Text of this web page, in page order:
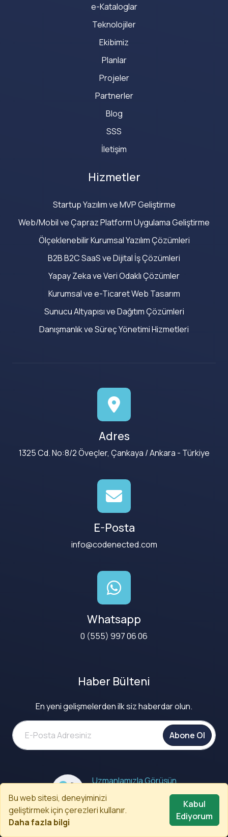
e-Kataloglar
Teknolojiler
Ekibimiz
Planlar
Projeler
Partnerler
Blog
SSS
İletişim
Hizmetler
Startup Yazılım ve MVP Geliştirme
Web/Mobil ve Çapraz Platform Uygulama Geliştirme
Ölçeklenebilir Kurumsal Yazılım Çözümleri
B2B B2C SaaS ve Dijital İş Çözümleri
Yapay Zeka ve Veri Odaklı Çözümler
Kurumsal ve e-Ticaret Web Tasarım
Sunucu Altyapısı ve Dağıtım Çözümleri
Danışmanlık ve Süreç Yönetimi Hizmetleri
Adres
1325 Cd. No:8/2 Öveçler, Çankaya / Ankara - Türkiye
E-Posta
info@codenected.com
Whatsapp
0 (555) 997 06 06
Haber Bülteni
En yeni gelişmelerden ilk siz haberdar olun.
Abone Ol
Uzmanlamızla Görüşün
0 (312) 480 02 80
Bu web sitesi, deneyiminizi
geliştirmek için çerezleri kullanır.
Daha fazla bilgi
Kabul
Ediyorum